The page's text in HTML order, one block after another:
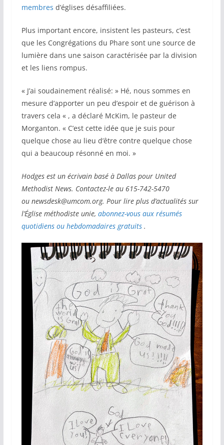
membres d’églises désaffiliées.
Plus important encore, insistent les pasteurs, c’est
que les Congrégations du Phare sont une source de
lumière dans une saison caractérisée par la division
et les liens rompus.
« J’ai soudainement réalisé: » Hé, nous sommes en
mesure d’apporter un peu d’espoir et de guérison à
travers cela « , a déclaré McKim, le pasteur de
Morganton. « C’est cette idée que je suis pour
quelque chose au lieu d’être contre quelque chose
qui a beaucoup résonné en moi. »
Hodges est un écrivain basé à Dallas pour United
Methodist News. Contactez-le au 615-742-5470
ou newsdesk@umcom.org. Pour lire plus d’actualités sur
l’Église méthodiste unie, abonnez-vous aux résumés
quotidiens ou hebdomadaires gratuits.